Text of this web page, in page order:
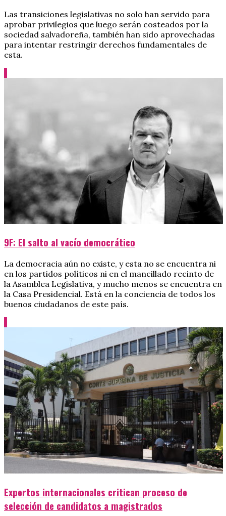
Las transiciones legislativas no solo han servido para
aprobar privilegios que luego serán costeados por la
sociedad salvadoreña, también han sido aprovechadas
para intentar restringir derechos fundamentales de
esta.
9F: El salto al vacío democrático
La democracia aún no existe, y esta no se encuentra ni
en los partidos políticos ni en el mancillado recinto de
la Asamblea Legislativa, y mucho menos se encuentra en
la Casa Presidencial. Está en la conciencia de todos los
buenos ciudadanos de este país.
Expertos internacionales critican proceso de
selección de candidatos a magistrados